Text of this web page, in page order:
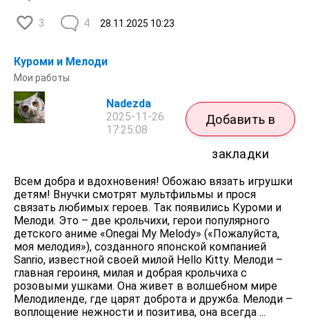
3 28.11.2025 10:23
4
Куроми и Мелоди
Мои работы
Nadezda
2025-11-26
17:25:08
Добавить в
закладки
Всем добра и вдохновения! Обожаю вязать игрушки
детям! Внучки смотрят мультфильмы и прося
связать любимых героев. Так появились Куроми и
Мелоди. Это – две крольчихи, герои популярного
детского аниме «Onegai My Melody» («Пожалуйста,
моя мелодия»), созданного японской компанией
Sanrio, известной своей милой Hello Kitty. Мелоди –
главная героиня, милая и добрая крольчиха с
розовыми ушками. Она живет в волшебном мире
Мелодиленде, где царят доброта и дружба. Мелоди –
воплощение нежности и позитива, она всегда ...